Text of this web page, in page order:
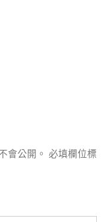
會公開。 必填欄位標